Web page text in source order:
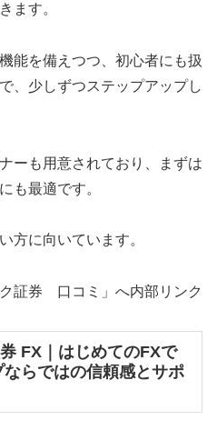
ます。
能を備えつつ、初心者にも扱
、少しずつステップアップし
ーも用意されており、まずは
も最適です。
方に向いています。
証券 口コミ」へ内部リンク
FX｜はじめてのFXで
らではの信頼感とサポ